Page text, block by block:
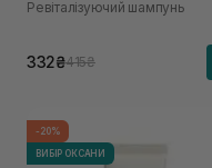
Ревіталізуючий шампунь
332₴415₴
-20%
ВИБІР ОКСАНИ